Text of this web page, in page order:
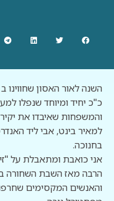
כ"כ יחיד ומיוחד שנפלו
והמשפחות שאיבדו את
למאיר בינט, אבי ליד
בחנוכה.
אני כואבת ומתאבלת על
הרבה מאז השבת השחורה
והאנשים המקסימים